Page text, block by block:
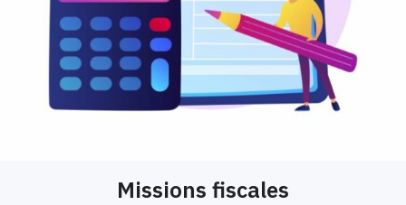
Missions fiscales